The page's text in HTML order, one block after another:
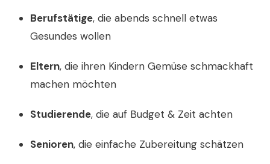
Berufstätige, die abends schnell etwas
Gesundes wollen
Eltern, die ihren Kindern Gemüse schmackhaft
machen möchten
Studierende, die auf Budget & Zeit achten
Senioren, die einfache Zubereitung schätzen